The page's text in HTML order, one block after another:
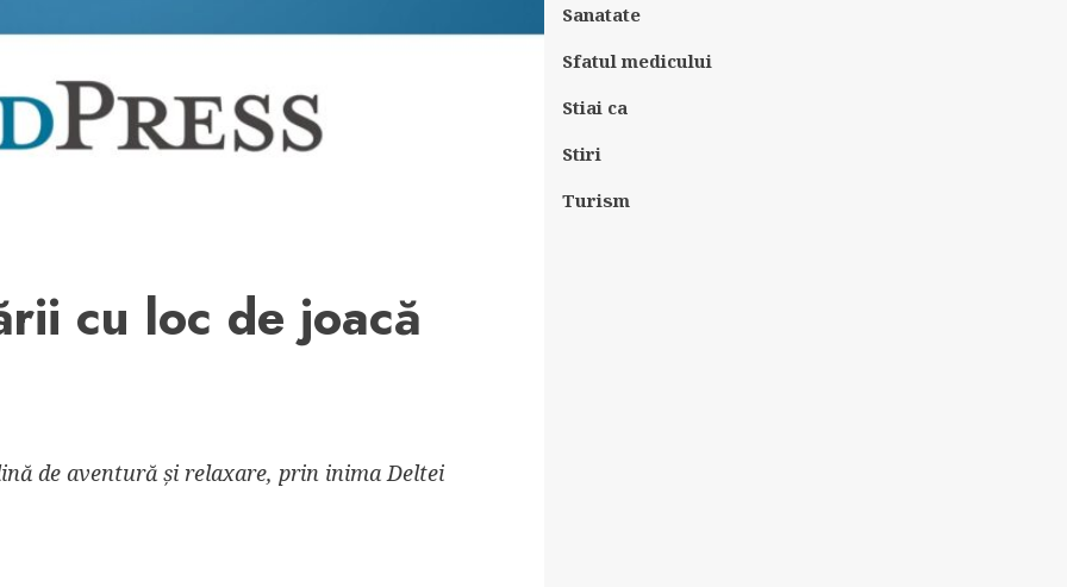
cu loc de joacă
de aventură și relaxare, prin inima Deltei
Sanatate
Sfatul medicului
Stiai ca
Stiri
Turism